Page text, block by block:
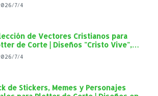
en Alta Calidad
7/4
de Vectores Cristianos para
de Corte | Diseños "Cristo Vive",
Vive" y Virgen de Guadalupe en Alta
7/4
de Stickers, Memes y Personajes